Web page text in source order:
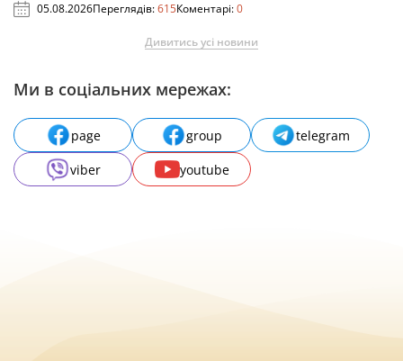
05.08.2026Переглядів:615Коментарі:0
Дивитись усі новини
Ми в соціальних мережах:
page group
telegram
viber
youtube